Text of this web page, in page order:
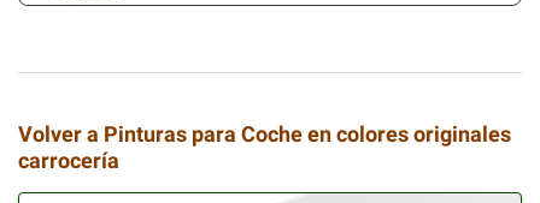
Volver a Pinturas para Coche en colores originales
carrocería